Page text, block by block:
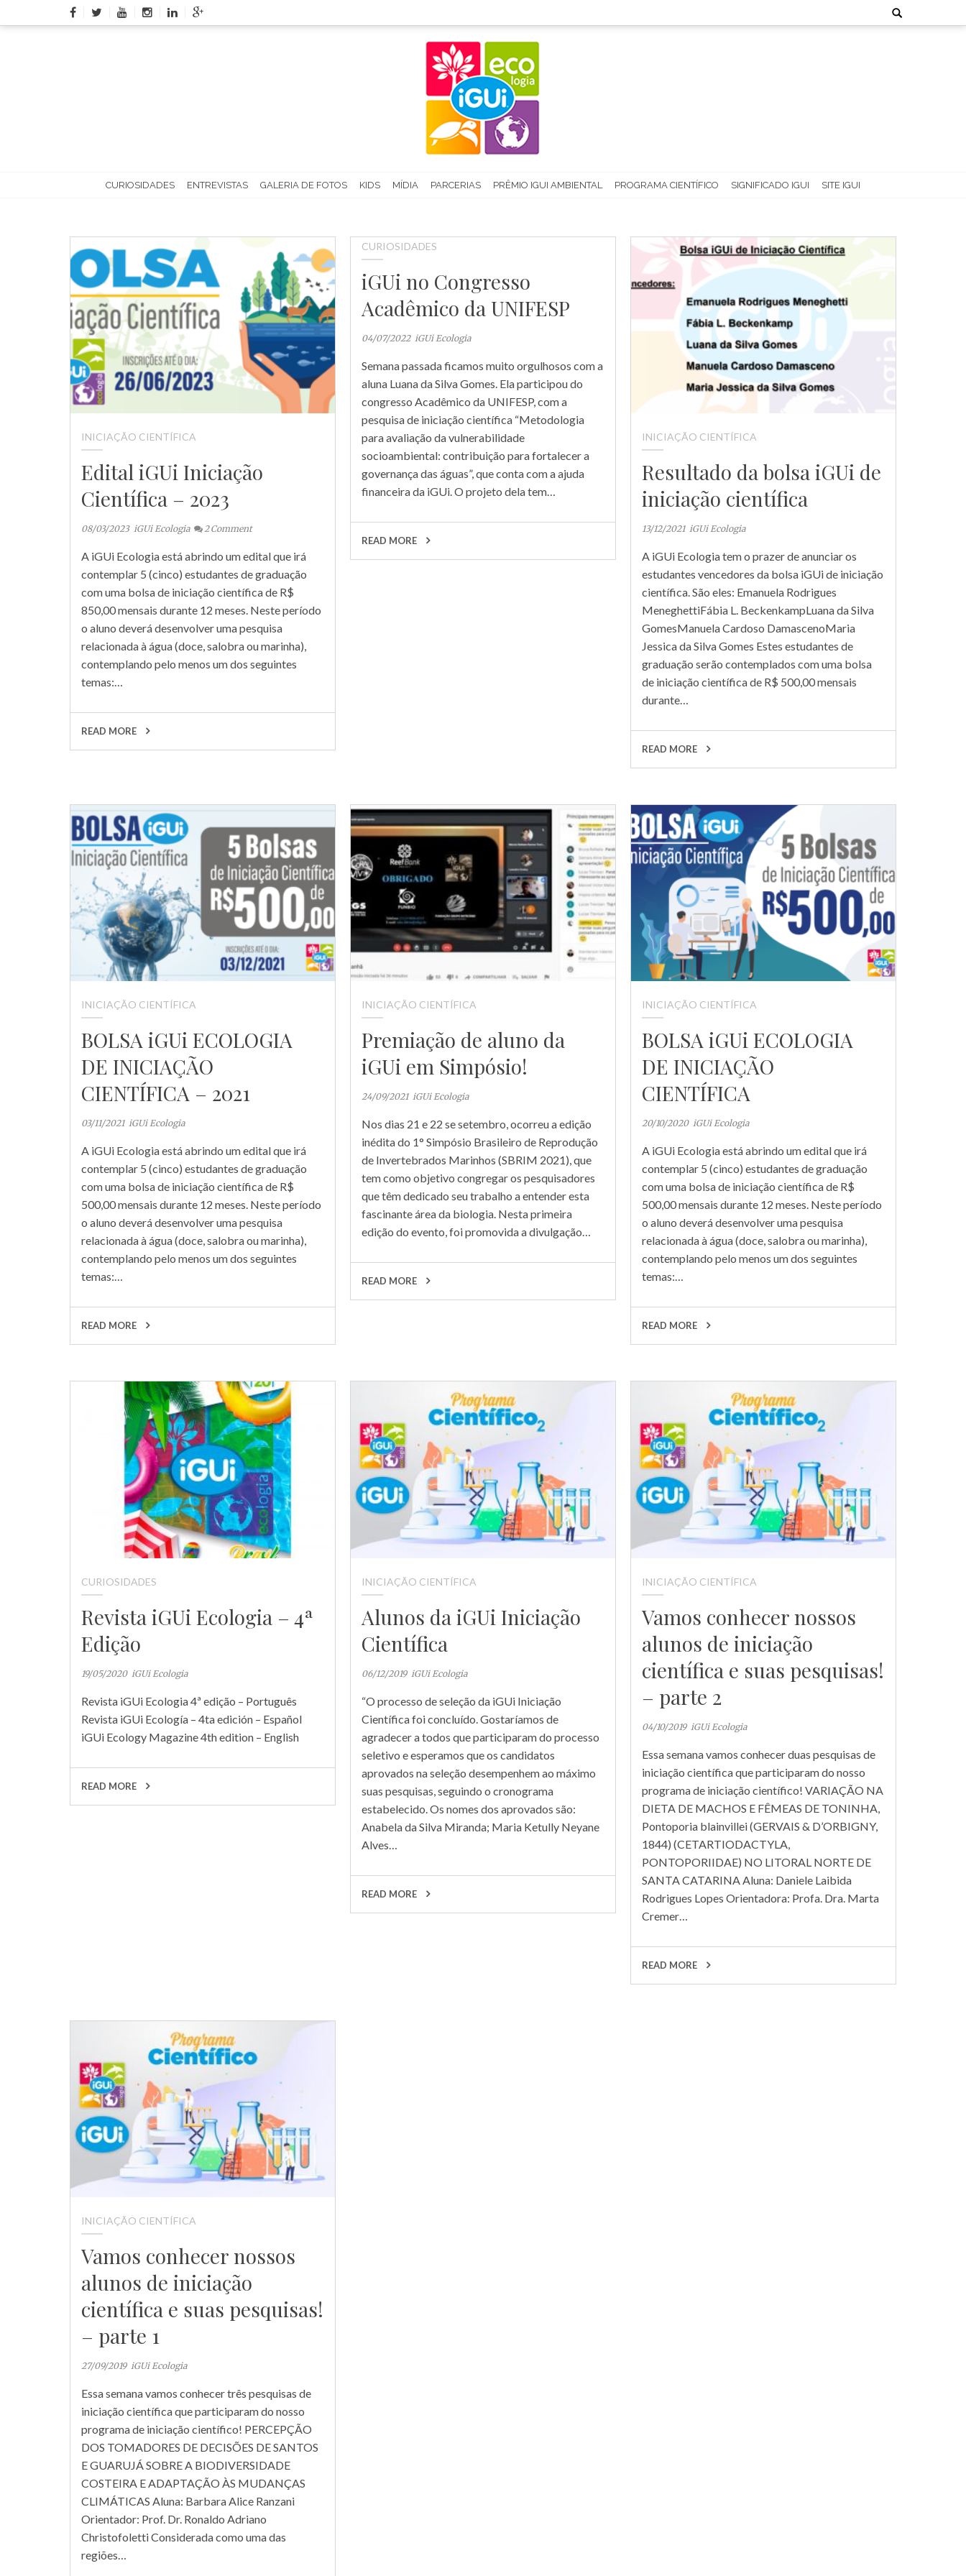
to
Search
for:
CURIOSIDADES ENTREVISTAS GALERIA DE FOTOS KIDS MÍDIA PARCERIAS PRÊMIO IGUI AMBIENTAL PROGRAMA CIENTÍFICO SIGNIFICADO IGUI SITE IGUI
INICIAÇÃO CIENTÍFICA
Edital iGUi Iniciação
Científica – 2023
08/03/2023 iGUi Ecologia 2 Comment
A iGUi Ecologia está abrindo um edital que irá
contemplar 5 (cinco) estudantes de graduação
com uma bolsa de iniciação científica de R$
850,00 mensais durante 12 meses. Neste período
o aluno deverá desenvolver uma pesquisa
relacionada à água (doce, salobra ou marinha),
contemplando pelo menos um dos seguintes
temas:…
READ MORE
CURIOSIDADES
iGUi no Congresso
Acadêmico da UNIFESP
04/07/2022 iGUi Ecologia
Semana passada ficamos muito orgulhosos com a
aluna Luana da Silva Gomes. Ela participou do
congresso Acadêmico da UNIFESP, com a
pesquisa de iniciação científica “Metodologia
para avaliação da vulnerabilidade
socioambiental: contribuição para fortalecer a
governança das águas”, que conta com a ajuda
financeira da iGUi. O projeto dela tem…
READ MORE
INICIAÇÃO CIENTÍFICA
Resultado da bolsa iGUi de
iniciação científica
13/12/2021 iGUi Ecologia
A iGUi Ecologia tem o prazer de anunciar os
estudantes vencedores da bolsa iGUi de iniciação
científica. São eles: Emanuela Rodrigues
MeneghettiFábia L. BeckenkampLuana da Silva
GomesManuela Cardoso DamascenoMaria
Jessica da Silva Gomes Estes estudantes de
graduação serão contemplados com uma bolsa
de iniciação científica de R$ 500,00 mensais
durante…
READ MORE
INICIAÇÃO CIENTÍFICA
BOLSA iGUi ECOLOGIA
DE INICIAÇÃO
CIENTÍFICA – 2021
03/11/2021 iGUi Ecologia
A iGUi Ecologia está abrindo um edital que irá
contemplar 5 (cinco) estudantes de graduação
com uma bolsa de iniciação científica de R$
500,00 mensais durante 12 meses. Neste período
o aluno deverá desenvolver uma pesquisa
relacionada à água (doce, salobra ou marinha),
contemplando pelo menos um dos seguintes
temas:…
READ MORE
INICIAÇÃO CIENTÍFICA
Premiação de aluno da
iGUi em Simpósio!
24/09/2021 iGUi Ecologia
Nos dias 21 e 22 se setembro, ocorreu a edição
inédita do 1° Simpósio Brasileiro de Reprodução
de Invertebrados Marinhos (SBRIM 2021), que
tem como objetivo congregar os pesquisadores
que têm dedicado seu trabalho a entender esta
fascinante área da biologia. Nesta primeira
edição do evento, foi promovida a divulgação…
READ MORE
INICIAÇÃO CIENTÍFICA
BOLSA iGUi ECOLOGIA
DE INICIAÇÃO
CIENTÍFICA
20/10/2020 iGUi Ecologia
A iGUi Ecologia está abrindo um edital que irá
contemplar 5 (cinco) estudantes de graduação
com uma bolsa de iniciação científica de R$
500,00 mensais durante 12 meses. Neste período
o aluno deverá desenvolver uma pesquisa
relacionada à água (doce, salobra ou marinha),
contemplando pelo menos um dos seguintes
temas:…
READ MORE
CURIOSIDADES
Revista iGUi Ecologia – 4ª
Edição
19/05/2020 iGUi Ecologia
Revista iGUi Ecologia 4ª edição – Português
Revista iGUi Ecología – 4ta edición – Español
iGUi Ecology Magazine 4th edition – English
READ MORE
INICIAÇÃO CIENTÍFICA
Alunos da iGUi Iniciação
Científica
06/12/2019 iGUi Ecologia
“O processo de seleção da iGUi Iniciação
Científica foi concluído. Gostaríamos de
agradecer a todos que participaram do processo
seletivo e esperamos que os candidatos
aprovados na seleção desempenhem ao máximo
suas pesquisas, seguindo o cronograma
estabelecido. Os nomes dos aprovados são:
Anabela da Silva Miranda; Maria Ketully Neyane
Alves…
READ MORE
INICIAÇÃO CIENTÍFICA
Vamos conhecer nossos
alunos de iniciação
científica e suas pesquisas!
– parte 2
04/10/2019 iGUi Ecologia
Essa semana vamos conhecer duas pesquisas de
iniciação científica que participaram do nosso
programa de iniciação científico! VARIAÇÃO NA
DIETA DE MACHOS E FÊMEAS DE TONINHA,
Pontoporia blainvillei (GERVAIS & D’ORBIGNY,
1844) (CETARTIODACTYLA,
PONTOPORIIDAE) NO LITORAL NORTE DE
SANTA CATARINA Aluna: Daniele Laibida
Rodrigues Lopes Orientadora: Profa. Dra. Marta
Cremer…
READ MORE
INICIAÇÃO CIENTÍFICA
Vamos conhecer nossos
alunos de iniciação
científica e suas pesquisas!
– parte 1
27/09/2019 iGUi Ecologia
Essa semana vamos conhecer três pesquisas de
iniciação científica que participaram do nosso
programa de iniciação científico! PERCEPÇÃO
DOS TOMADORES DE DECISÕES DE SANTOS
E GUARUJÁ SOBRE A BIODIVERSIDADE
COSTEIRA E ADAPTAÇÃO ÀS MUDANÇAS
CLIMÁTICAS Aluna: Barbara Alice Ranzani
Orientador: Prof. Dr. Ronaldo Adriano
Christofoletti Considerada como uma das
regiões…